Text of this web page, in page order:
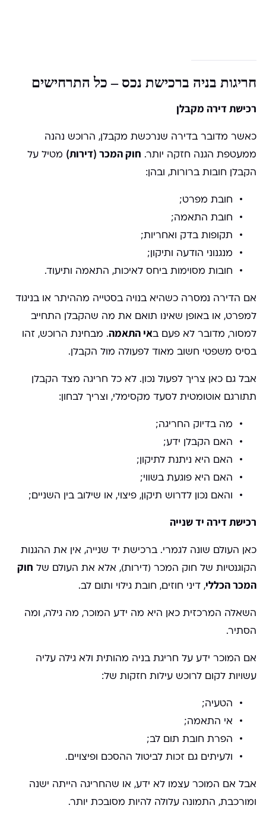
חריגות בניה ברכישת נכס – כל התרחישים
רכישת דירה מקבלן
כאשר מדובר בדירה שנרכשת מקבלן, הרוכש נהנה
ממעטפת הגנה חזקה יותר. חוק המכר (דירות) מטיל על
הקבלן חובות ברורות, ובהן:
חובת מפרט;
חובת התאמה;
תקופות בדק ואחריות;
מנגנוני הודעה ותיקון;
חובות מסוימות ביחס לאיכות, התאמה ותיעוד.
אם הדירה נמסרה כשהיא בנויה בסטייה מההיתר או בניגוד
למפרט, או באופן שאינו תואם את מה שהקבלן התחייב
למסור, מדובר לא פעם באי התאמה. מבחינת הרוכש, זהו
בסיס משפטי חשוב מאוד לפעולה מול הקבלן.
אבל גם כאן צריך לפעול נכון. לא כל חריגה מצד הקבלן
תתורגם אוטומטית לסעד מקסימלי, וצריך לבחון:
מה בדיוק החריגה;
האם הקבלן ידע;
האם היא ניתנת לתיקון;
האם היא פוגעת בשווי;
והאם נכון לדרוש תיקון, פיצוי, או שילוב בין השניים;
רכישת דירה יד שנייה
כאן העולם שונה לגמרי. ברכישת יד שנייה, אין את ההגנות
הקוגנטיות של חוק המכר (דירות), אלא את העולם של חוק
המכר הכללי, דיני חוזים, חובת גילוי ותום לב.
השאלה המרכזית כאן היא מה ידע המוכר, מה גילה, ומה
הסתיר.
אם המוכר ידע על חריגת בניה מהותית ולא גילה עליה
עשויות לקום לרוכש עילות חזקות של:
הטעיה;
אי התאמה;
הפרת חובת תום לב;
ולעיתים גם זכות לביטול ההסכם ופיצויים.
אבל אם המוכר עצמו לא ידע, או שהחריגה הייתה ישנה
ומורכבת, התמונה עלולה להיות מסובכת יותר.